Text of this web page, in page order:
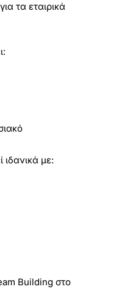
τα εταιρικά
ιδανικά με:
Building στο